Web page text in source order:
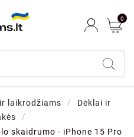
0
laikrodžiams
Dėklai ir
skaidrumo - iPhone 15 Pro